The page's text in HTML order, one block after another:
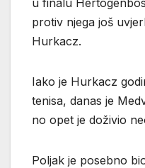
protiv njega još
Hurkacz.
Iako je Hurkacz
tenisa, danas je
no opet je doživio
Poljak je posebno